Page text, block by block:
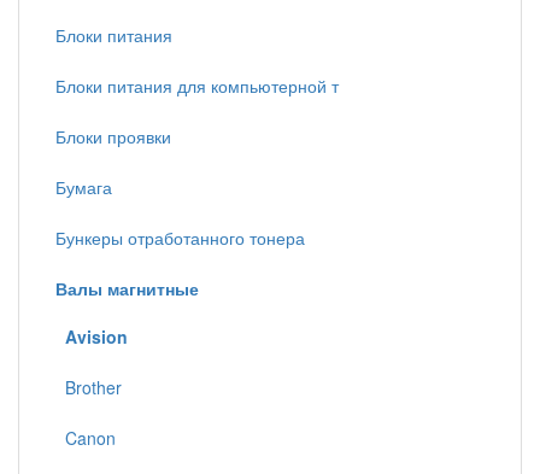
Блоки питания
Блоки питания для компьютерной т
Блоки проявки
Бумага
Бункеры отработанного тонера
Валы магнитные
Avision
Brother
Canon